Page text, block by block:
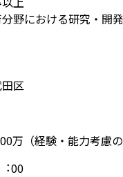
野における研究・開
区
万（経験・能力考慮の